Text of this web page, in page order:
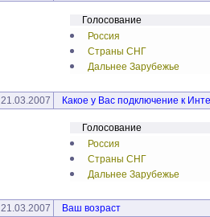
Голосование
Россия
Страны СНГ
Дальнее Зарубежье
21.03.2007 Какое у Вас подключение к
Голосование
Россия
Страны СНГ
Дальнее Зарубежье
21.03.2007 Ваш возраст